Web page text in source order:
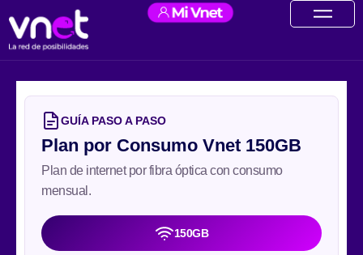
GUÍA PASO A PASO
Plan por Consumo Vnet 150GB
Plan de internet por fibra óptica con consumo
mensual.
150GB